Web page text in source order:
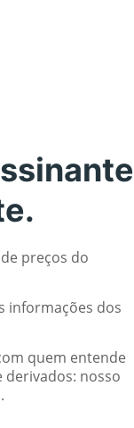
preços do
informações dos
quem entende
derivados: nosso